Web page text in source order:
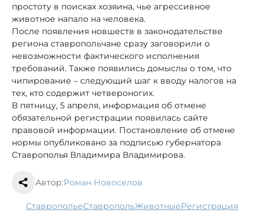
простоту в поисках хозяина, чье агрессивное
животное напало на человека.
После появления новшеств в законодательстве
региона ставропольчане сразу заговорили о
невозможности фактического исполнения
требований. Также появились домыслы о том, что
чипирование – следующий шаг к вводу налогов на
тех, кто содержит четвероногих.
В пятницу, 5 апреля, информация об отмене
обязательной регистрации появилась сайте
правовой информации. Постановление об отмене
нормы опубликовано за подписью губернатора
Ставрополья Владимира Владимирова.
Автор:Роман Новоселов
Ставрополье Ставрополь животные регистрация